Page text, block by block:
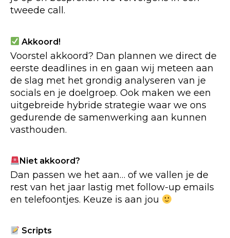
tweede call.
Akkoord!
Voorstel akkoord? Dan plannen we direct de
eerste deadlines in en gaan wij meteen aan
de slag met het grondig analyseren van je
socials en je doelgroep. Ook maken we een
uitgebreide hybride strategie waar we ons
gedurende de samenwerking aan kunnen
vasthouden.
Niet akkoord?
Dan passen we het aan… of we vallen je de
rest van het jaar lastig met follow-up emails
en telefoontjes. Keuze is aan jou
Scripts